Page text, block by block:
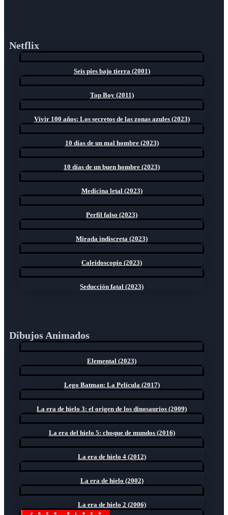
Netflix
Seis pies bajo tierra (2001)
Top Boy (2011)
Vivir 100 años: Los secretos de las zonas azules (2023)
10 días de un mal hombre (2023)
10 días de un buen hombre (2023)
Medicina letal (2023)
Perfil falso (2023)
Mirada indiscreta (2023)
Caleidoscopio (2023)
Seducción fatal (2023)
Dibujos Animados
Elemental (2023)
Lego Batman: La Película (2017)
La era de hielo 3: el origen de los dinosaurios (2009)
La era del hielo 5: choque de mundos (2016)
La era de hielo 4 (2012)
La era de hielo (2002)
La era de hielo 2 (2006)